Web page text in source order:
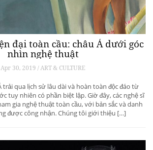
đại toàn cầu: châu Á dưới góc
nhìn nghệ thuật
Apr 30, 2019 / ART & CULTURE
trải qua lịch sử lâu dài và hoàn toàn độc đáo từ
tuy nhiên có phần biệt lập. Giờ đây, các nghệ sĩ
gia nghệ thuật toàn cầu, với bản sắc và danh
được công nhận. Chúng tôi giới thiệu […]